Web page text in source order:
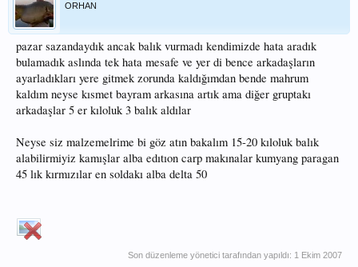
ORHAN
pazar sazandaydık ancak balık vurmadı kendimizde hata aradık
bulamadık aslında tek hata mesafe ve yer di bence arkadaşların
ayarladıkları yere gitmek zorunda kaldığımdan bende mahrum
kaldım neyse kısmet bayram arkasına artık ama diğer gruptakı
arkadaşlar 5 er kıloluk 3 balık aldılar
Neyse siz malzemelrime bi göz atın bakalım 15-20 kıloluk balık
alabilirmiyiz kamışlar alba edıtıon carp makınalar kumyang paragan
45 lık kırmızılar en soldakı alba delta 50
Son düzenleme yönetici tarafından yapıldı: 1 Ekim 2007